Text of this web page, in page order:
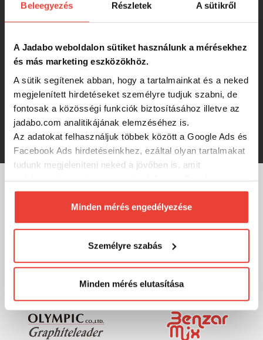
Beleegyezés Részletek A sütikről
A Jadabo weboldalon sütiket használunk a mérésekhez
és más marketing eszközökhöz.
A sütik segítenek abban, hogy a tartalmainkat és a neked
megjelenített hirdetéseket személyre tudjuk szabni, de
fontosak a közösségi funkciók biztosításához illetve az
jadabo.com analitikájának elemzéséhez is.
Az adatokat felhasználjuk többek között a Google Ads és
Facebook Ads hirdetéseinkhez, ezáltal olyan tartalmakat
tudunk megjeleníteni neked a jövőben is, amit
biztosításához arra kérünk, hogy engedd meg
számunkra minden mérés használatát.
Természetesensoha semmilyen formában nem fogunk
megváltoztathatod a döntésed ezzel kapcsolatban.
Előre is köszönjük!
Minden mérés engedélyezése
Személyre szabás
Minden mérés elutasítása
SILSTAR GUMIHAL 8,5CM 5,5G
1 960 Ft
SILSTAR GUMIHAL 5,5CM 2,3G
10DB/CS FKFEP
1 419 Ft
MÁRKÁINK